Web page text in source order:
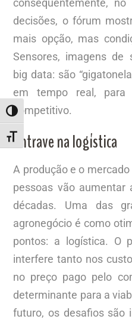
ALTERNAR ALTO CONTRASTE
ALTERNAR TAMANHO DA
consequentemente,
decisões, o fórum
mais opção, mas
Sensores, imagens de
big data: são
em tempo real,
competitivo.
Entrave na logística
A produção e o
pessoas vão aumentar
décadas. Uma das
agronegócio é como
pontos: a logística. O
interfere tanto nos
no preço pago pelo
determinante para a
futuro, os desafios são